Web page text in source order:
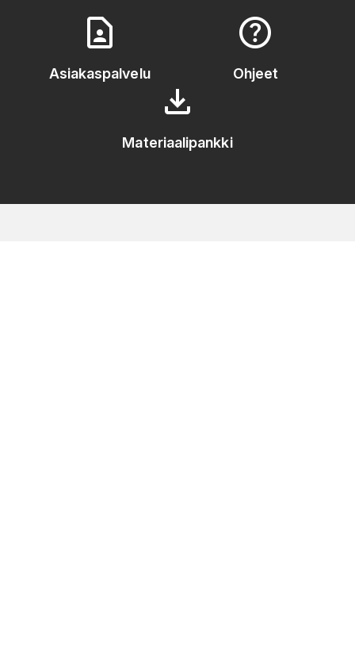
contact_page
Asiakaspalvelu
help
Ohjeet
download
Materiaalipankki